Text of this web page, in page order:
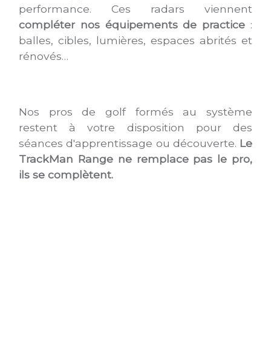
performance. Ces radars viennent
compléter nos équipements de practice :
balles, cibles, lumières, espaces abrités et
rénovés…
Nos pros de golf formés au système
restent à votre disposition pour des
séances d'apprentissage ou découverte. Le
TrackMan Range ne remplace pas le pro,
ils se complètent.